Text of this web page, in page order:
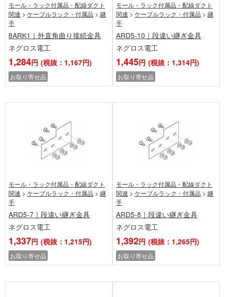
モール・ラック付属品・配線ダクト
関連 > ケーブルラック・付属品 > 継
手
8ARK1｜外直角曲り接続金具
ネグロス電工
1,284円 (税抜：1,167円)
お取り寄せ品
モール・ラック付属品・配線ダクト
関連 > ケーブルラック・付属品 > 継
手
ARD5-10｜段違い継ぎ金具
ネグロス電工
1,445円 (税抜：1,314円)
お取り寄せ品
モール・ラック付属品・配線ダクト
関連 > ケーブルラック・付属品 > 継
手
ARD5-7｜段違い継ぎ金具
ネグロス電工
1,337円 (税抜：1,215円)
お取り寄せ品
モール・ラック付属品・配線ダクト
関連 > ケーブルラック・付属品 > 継
手
ARD5-8｜段違い継ぎ金具
ネグロス電工
1,392円 (税抜：1,265円)
お取り寄せ品